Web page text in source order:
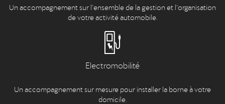
Un accompagnement sur l’ensemble de la gestion et l’organisation
de votre activité automobile.
Electromobilité
Un accompagnement sur mesure pour installer la borne à votre
domicile.